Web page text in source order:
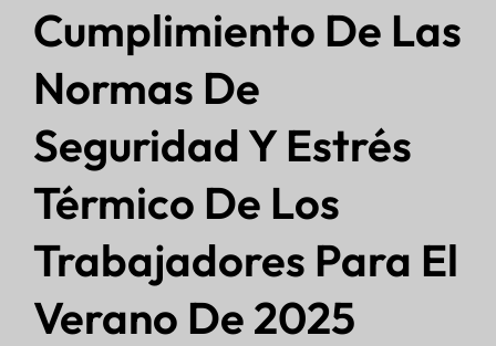
Cumplimiento De Las
Normas De
Seguridad Y Estrés
Térmico De Los
Trabajadores Para El
Verano De 2025